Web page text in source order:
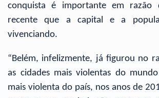
conquista é importante em razão
recente que a capital e a
vivenciando.
“Belém, infelizmente, já figurou no
as cidades mais violentas do
mais violenta do país, nos anos de